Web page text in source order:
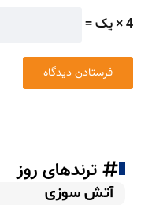
4 × یک =
ترندهای روز
آتش سوزی